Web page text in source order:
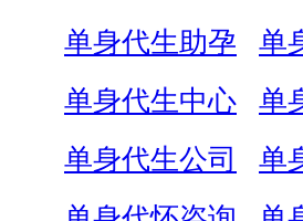
单身代生助孕
单
单身代生中心
单
单身代生公司
单